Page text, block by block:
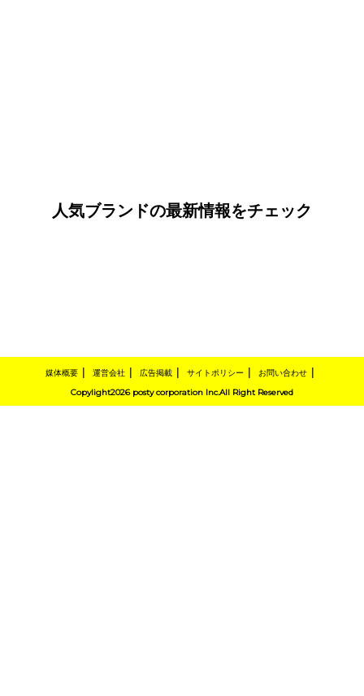
人気ブランドの最新情報をチェック
媒体概要 運営会社 広告掲載 サイトポリシー お問い合わせ
Copylight2026 posty corporation Inc.All Right Reserved